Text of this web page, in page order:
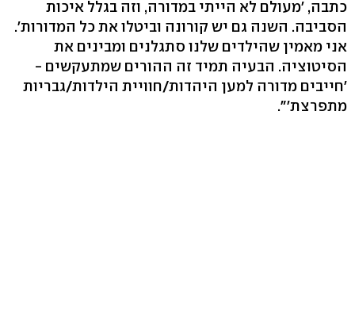
כתבה, 'מעולם לא הייתי במדורה, וזה בגלל איכות
הסביבה. השנה גם יש קורונה וביטלו את כל המדורות'.
אני מאמין שהילדים שלנו סתגלנים ומבינים את
הסיטוציה. הבעיה תמיד זה ההורים שמתעקשים -
'חייבים מדורה למען היהדות/חוויית הילדות/גבריות
מתפרצת'".